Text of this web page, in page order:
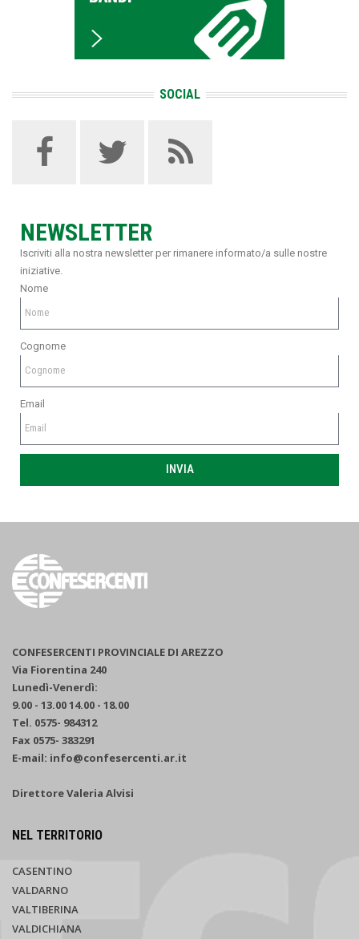
SOCIAL
NEWSLETTER
Iscriviti alla nostra newsletter per rimanere informato/a sulle nostre
iniziative.
Nome
Cognome
Email
INVIA
CONFESERCENTI PROVINCIALE DI AREZZO
Via Fiorentina 240
Lunedì-Venerdì:
9.00 - 13.00 14.00 - 18.00
Tel. 0575- 984312
Fax 0575- 383291
E-mail: info@confesercenti.ar.it
Direttore Valeria Alvisi
NEL TERRITORIO
CASENTINO
VALDARNO
VALTIBERINA
VALDICHIANA